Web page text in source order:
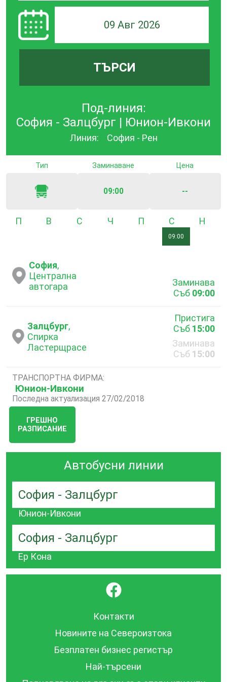
09 Авг 2026
ТЪРСИ
Под-линия:
София - Залцбург | Юнион-Ивкони
Линия: София - Рен
Тип Заминаване
09:00
Цена
--
ПонеделникВторник Четвъртък Събота
09:00
София,
Централна
автогара
Заминава
Съб 09:00
Залцбург,
Спирка
Ластерщрасе
Пристига
Съб 15:00
Заминава
Съб 15:00
ТРАНСПОРТНА ФИРМА:
Юнион-Ивкони
Последна актуализация 27/02/2018
ГРЕШНО
РАЗПИСАНИЕ
Автобусни линии
София - Залцбург
Юнион-Ивкони
София - Залцбург
Ер Кона
}
Контакти
Новините на Североизтока
Безплатен бизнес регистър
Най-търсени